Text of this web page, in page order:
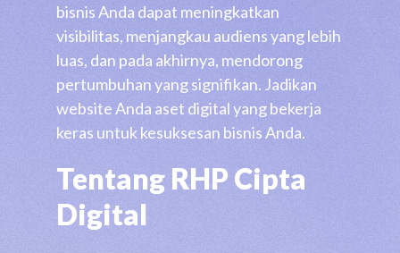
bisnis Anda dapat meningkatkan
visibilitas, menjangkau audiens yang lebih
luas, dan pada akhirnya, mendorong
pertumbuhan yang signifikan. Jadikan
website Anda aset digital yang bekerja
keras untuk kesuksesan bisnis Anda.
Tentang RHP Cipta
Digital